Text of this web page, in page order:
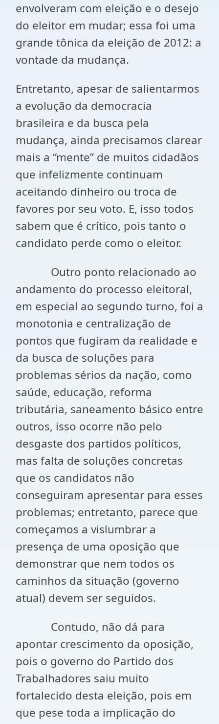
envolveram com eleição e o desejo
do eleitor em mudar; essa foi uma
grande tônica da eleição de 2012: a
vontade da mudança.
Entretanto, apesar de salientarmos
a evolução da democracia
brasileira e da busca pela
mudança, ainda precisamos clarear
mais a “mente” de muitos cidadãos
que infelizmente continuam
aceitando dinheiro ou troca de
favores por seu voto. E, isso todos
sabem que é crítico, pois tanto o
candidato perde como o eleitor.
Outro ponto relacionado ao
andamento do processo eleitoral,
em especial ao segundo turno, foi a
monotonia e centralização de
pontos que fugiram da realidade e
da busca de soluções para
problemas sérios da nação, como
saúde, educação, reforma
tributária, saneamento básico entre
outros, isso ocorre não pelo
desgaste dos partidos políticos,
mas falta de soluções concretas
que os candidatos não
conseguiram apresentar para esses
problemas; entretanto, parece que
começamos a vislumbrar a
presença de uma oposição que
demonstrar que nem todos os
caminhos da situação (governo
atual) devem ser seguidos.
Contudo, não dá para
apontar crescimento da oposição,
pois o governo do Partido dos
Trabalhadores saiu muito
fortalecido desta eleição, pois em
que pese toda a implicação do